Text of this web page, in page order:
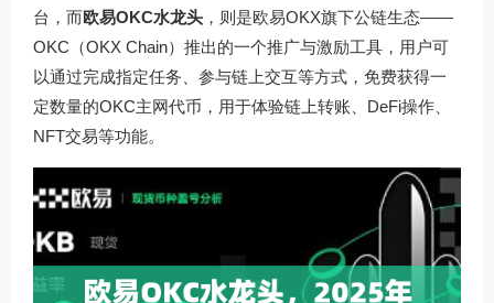
台，而欧易OKC水龙头 ，则是欧易OKX旗下公链生态——
OKC（OKX Chain）推出的一个推广与激励工具，用户可
以通过完成指定任务、参与链上交互等方式，免费获得一
定数量的OKC主网代币，用于体验链上转账、DeFi操作、
NFT交易等功能。